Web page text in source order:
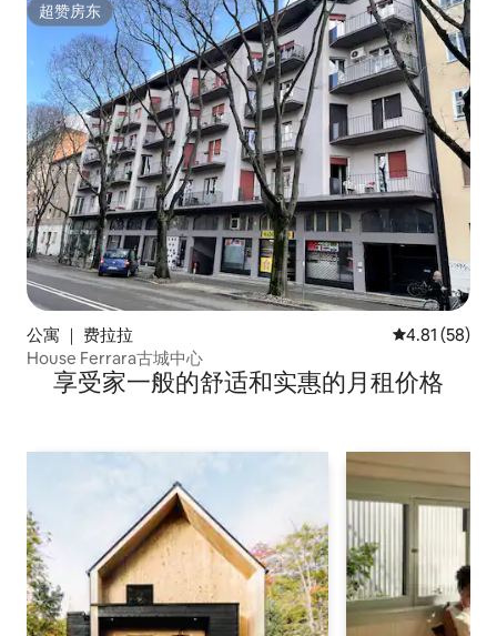
超赞房东
超赞房东
公寓 ｜ 费拉拉 平均评分
4.81 (58)
House Ferrara古城中心
享受家一般的舒适和实惠的月租价格